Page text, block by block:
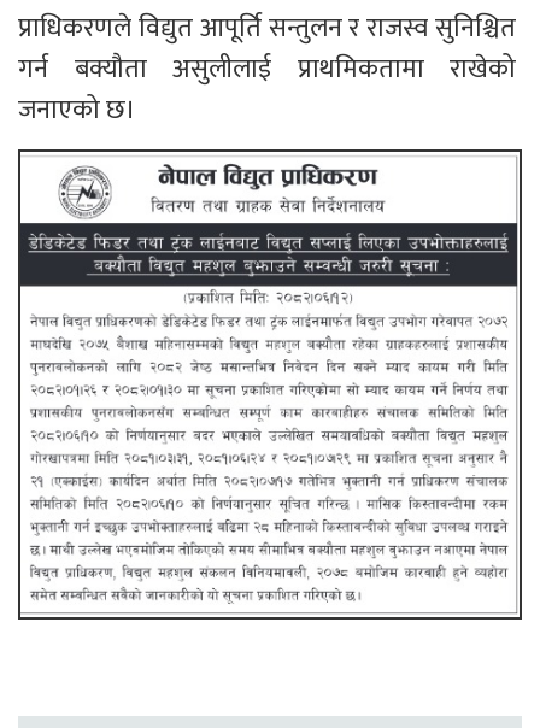
प्राधिकरणले विद्युत आपूर्ति सन्तुलन र राजस्व सुनिश्चित
गर्न बक्यौता असुलीलाई प्राथमिकतामा राखेको
जनाएको छ।